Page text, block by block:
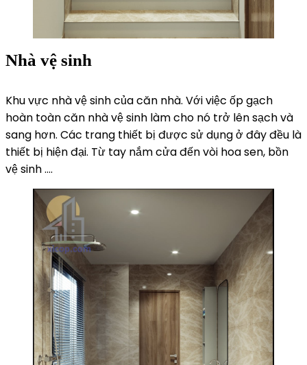
Nhà vệ sinh
Khu vực nhà vệ sinh của căn nhà. Với việc ốp gạch
hoàn toàn căn nhà vệ sinh làm cho nó trở lên sạch và
sang hơn. Các trang thiết bị được sử dụng ở đây đều là
thiết bị hiện đại. Từ tay nắm cửa đến vòi hoa sen, bồn
vệ sinh ….